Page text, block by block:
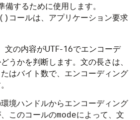
備するために使用します。
コールは、アプリケーション要求
文の内容がUTF-16でエンコーデ
うかを判断します。文の長さは、
はバイト数で、エンコーディング
境ハンドルからエンコーディング
このコールのmodeによって、文